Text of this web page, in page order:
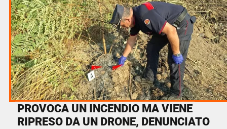
PROVOCA UN INCENDIO MA VIENE
RIPRESO DA UN DRONE, DENUNCIATO